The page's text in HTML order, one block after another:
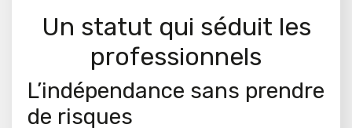
Un statut qui séduit les
professionnels
L’indépendance sans prendre
de risques